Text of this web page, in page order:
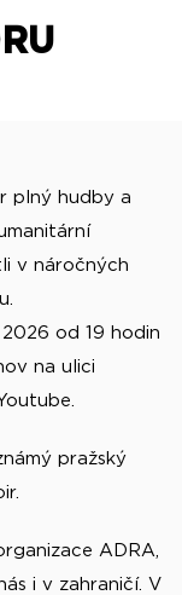
plný hudby a
v náročných
od 19 hodin
na ulici
pražský
ADRA,
i v zahraničí. V